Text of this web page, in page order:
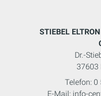
STIEBEL
Dr.-
37603
Telefon: 0
E-Mail: info-